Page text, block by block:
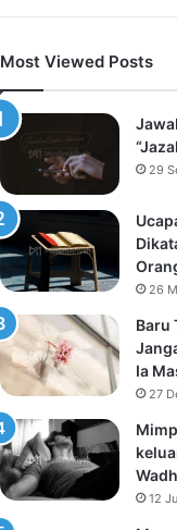
Most Viewed Posts
29
26
Baru
Ia
27
12